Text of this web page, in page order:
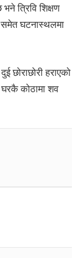
त्रिवि शिक्षण
समेत घटनास्थलमा
छोराछोरी हराएको
घरकै कोठामा शव